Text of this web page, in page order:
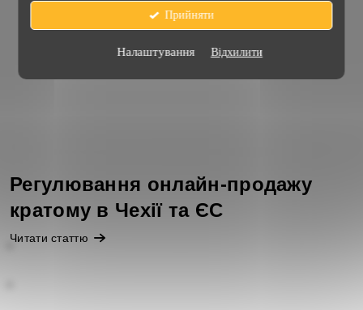
Прийняти
Налаштування Відхилити
Регулювання онлайн-продажу
кратому в Чехії та ЄС
Читати статтю